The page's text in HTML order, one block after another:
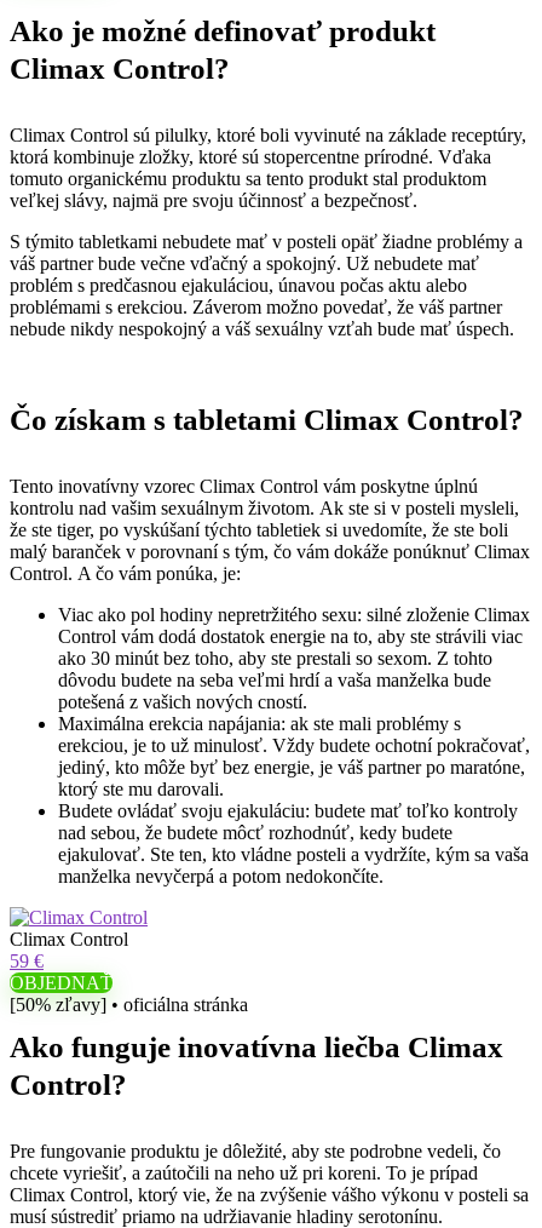
Ako je možné definovať produkt
Climax Control?
Climax Control sú pilulky, ktoré boli vyvinuté na základe receptúry,
ktorá kombinuje zložky, ktoré sú stopercentne prírodné. Vďaka
tomuto organickému produktu sa tento produkt stal produktom
veľkej slávy, najmä pre svoju účinnosť a bezpečnosť.
S týmito tabletkami nebudete mať v posteli opäť žiadne problémy a
váš partner bude večne vďačný a spokojný. Už nebudete mať
problém s predčasnou ejakuláciou, únavou počas aktu alebo
problémami s erekciou. Záverom možno povedať, že váš partner
nebude nikdy nespokojný a váš sexuálny vzťah bude mať úspech.
Čo získam s tabletami Climax Control?
Tento inovatívny vzorec Climax Control vám poskytne úplnú
kontrolu nad vašim sexuálnym životom. Ak ste si v posteli mysleli,
že ste tiger, po vyskúšaní týchto tabletiek si uvedomíte, že ste boli
malý baranček v porovnaní s tým, čo vám dokáže ponúknuť Climax
Control. A čo vám ponúka, je:
Viac ako pol hodiny nepretržitého sexu: silné zloženie Climax
Control vám dodá dostatok energie na to, aby ste strávili viac
ako 30 minút bez toho, aby ste prestali so sexom. Z tohto
dôvodu budete na seba veľmi hrdí a vaša manželka bude
potešená z vašich nových cností.
Maximálna erekcia napájania: ak ste mali problémy s
erekciou, je to už minulosť. Vždy budete ochotní pokračovať,
jediný, kto môže byť bez energie, je váš partner po maratóne,
ktorý ste mu darovali.
Budete ovládať svoju ejakuláciu: budete mať toľko kontroly
nad sebou, že budete môcť rozhodnúť, kedy budete
ejakulovať. Ste ten, kto vládne posteli a vydržíte, kým sa vaša
manželka nevyčerpá a potom nedokončíte.
Climax Control
59 €
OBJEDNAŤ
[50% zľavy] • oficiálna stránka
Ako funguje inovatívna liečba Climax
Control?
Pre fungovanie produktu je dôležité, aby ste podrobne vedeli, čo
chcete vyriešiť, a zaútočili na neho už pri koreni. To je prípad
Climax Control, ktorý vie, že na zvýšenie vášho výkonu v posteli sa
musí sústrediť priamo na udržiavanie hladiny serotonínu.